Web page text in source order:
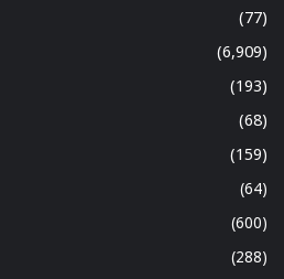
(77)
(6,909)
(193)
(68)
(159)
(64)
(600)
(288)